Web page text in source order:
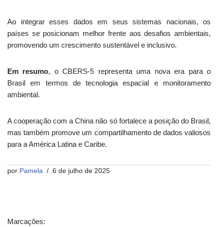
Ao integrar esses dados em seus sistemas nacionais, os
países se posicionam melhor frente aos desafios ambientais,
promovendo um crescimento sustentável e inclusivo.
Em resumo, o CBERS-5 representa uma nova era para o
Brasil em termos de tecnologia espacial e monitoramento
ambiental.
A cooperação com a China não só fortalece a posição do Brasil,
mas também promove um compartilhamento de dados valiosos
para a América Latina e Caribe.
por Pamela 6 de julho de 2025
Marcações: